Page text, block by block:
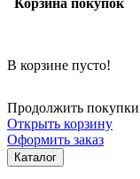
Корзина покупок
В корзине пусто!
Продолжить покупки
Открыть корзину
Оформить заказ
Каталог